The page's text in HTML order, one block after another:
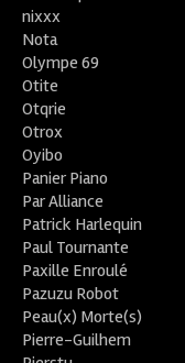
nixxx
Nota
Olympe 69
Otite
Otqrie
Otrox
Oyibo
Panier Piano
Par Alliance
Patrick Harlequin
Paul Tournante
Paxille Enroulé
Pazuzu Robot
Peau(x) Morte(s)
Pierre-Guilhem